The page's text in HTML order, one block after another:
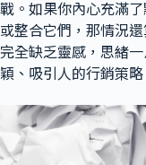
戰。如果你內心充滿
或整合它們，那情況
完全缺乏靈感，思緒
穎、吸引人的行銷策